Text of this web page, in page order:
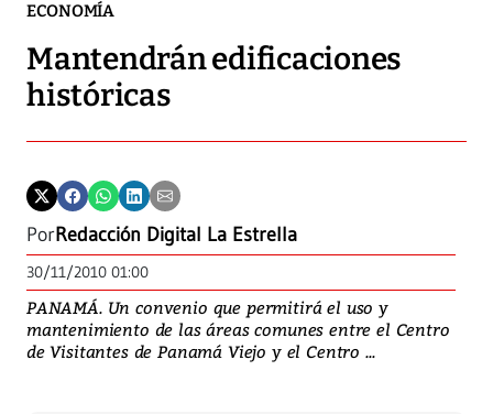
ECONOMÍA
Mantendrán edificaciones
históricas
PorRedacción Digital La Estrella
30/11/2010 01:00
PANAMÁ. Un convenio que permitirá el uso y
mantenimiento de las áreas comunes entre el Centro
de Visitantes de Panamá Viejo y el Centro ...